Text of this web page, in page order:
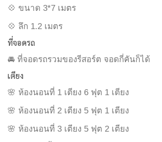
💠 ขนาด 3*7 เมตร
💠 ลึก 1.2 เมตร
ที่จอดรถ
🚘 ที่จอดรถรวมของรีสอร์ต จอดกี่คันก็ได้
เตียง
🌸 ห้องนอนที่ 1 เตียง 6 ฟุต 1 เตียง
🌸 ห้องนอนที่ 2 เตียง 5 ฟุต 1 เตียง
🌸 ห้องนอนที่ 3 เตียง 5 ฟุต 2 เตียง